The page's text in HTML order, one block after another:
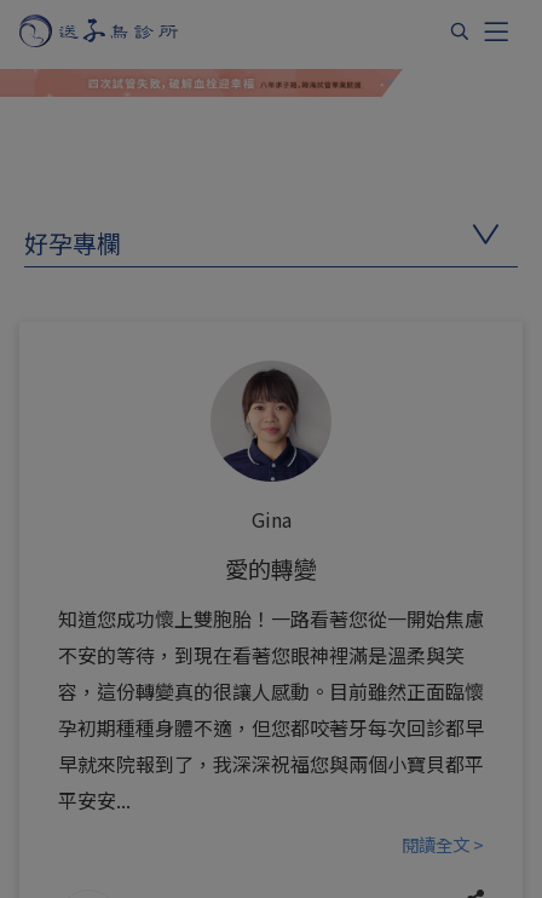
好孕專欄
Gina
愛的轉變
知道您成功懷上雙胞胎！一路看著您從一開始焦慮
不安的等待，到現在看著您眼神裡滿是溫柔與笑
容，這份轉變真的很讓人感動。目前雖然正面臨懷
孕初期種種身體不適，但您都咬著牙每次回診都早
早就來院報到了，我深深祝福您與兩個小寶貝都平
平安安...
閱讀全文 >